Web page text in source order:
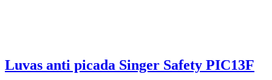
Luvas anti picada Singer Safety PIC13F